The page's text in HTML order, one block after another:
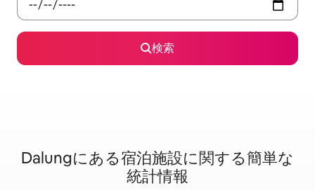
検索
Dalungに⁠あ⁠る宿⁠泊⁠施⁠設⁠に関⁠す⁠る簡⁠単⁠な
統⁠計⁠情⁠報